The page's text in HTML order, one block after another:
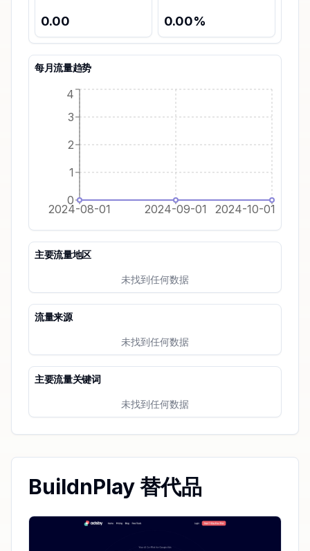
0.00 0.00%
每月流量趋势
2024-08-01 2024-09-01 2024-10-01
0
1
2
3
4
主要流量地区
未找到任何数据
流量来源
未找到任何数据
主要流量关键词
未找到任何数据
BuildnPlay 替代品